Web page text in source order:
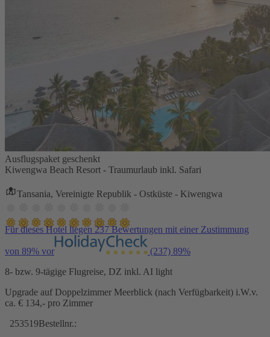
Ausflugspaket geschenkt
Kiwengwa Beach Resort - Traumurlaub inkl. Safari
Tansania, Vereinigte Republik - Ostküste - Kiwengwa
Für dieses Hotel liegen 237 Bewertungen mit einer Zustimmung
von 89% vor (237) 89%
8- bzw. 9-tägige Flugreise, DZ inkl. AI light
Upgrade auf Doppelzimmer Meerblick (nach Verfügbarkeit) i.W.v.
ca. € 134,- pro Zimmer
253519Bestellnr.: